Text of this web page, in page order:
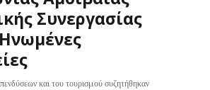
Συνεργασίας
και του τουρισμού συζητήθηκαν